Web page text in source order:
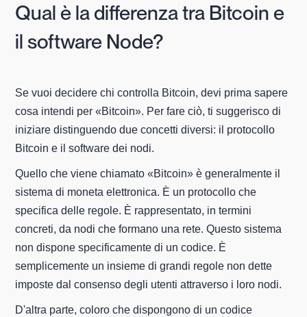
Qual è la differenza tra Bitcoin e
il software Node?
Se vuoi decidere chi controlla Bitcoin, devi prima sapere
cosa intendi per «Bitcoin». Per fare ciò, ti suggerisco di
iniziare distinguendo due concetti diversi: il protocollo
Bitcoin e il software dei nodi.
Quello che viene chiamato «Bitcoin» è generalmente il
sistema di moneta elettronica. È un protocollo che
specifica delle regole. È rappresentato, in termini
concreti, da nodi che formano una rete. Questo sistema
non dispone specificamente di un codice. È
semplicemente un insieme di grandi regole non dette
imposte dal consenso degli utenti attraverso i loro nodi.
D'altra parte, coloro che dispongono di un codice